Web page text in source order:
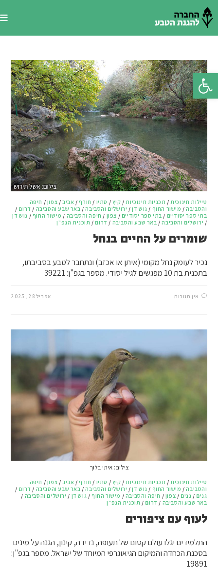
פתח סרגל נגישות
content
טיילות חינוכית / תכניות חינוכיות / קיץ / סתיו / חורף/ אביב/ צפון / חיפה
והסביבה/ מישור החוף / גוש דן/ ירושלים והסביבה/ באר שבע והסביבה / דרום /
בתי ספר יסודיים / בתי ספר יסודיים / צפון / חיפה והסביבה / מישור החוף / גוש דן
/ ירושלים והסביבה/ באר שבע והסביבה / דרום / תוכנית הגפ"ן
שומרים על החיים בנחל
נכיר לעומק נחל מקומי (איתן או אכזב) ונתחבר לטבע בסביבתו,
בתכנית בת 10 מפגשים לגיל יסודי. מספר בגפ"ן: 39221
אין תגובות אפריל 28, 2025
צילום: איתי בלוך
טיילות חינוכית/ תכניות חינוכיות/ קיץ / סתיו / חורף/ אביב/ צפון / חיפה
והסביבה/ מישור החוף / גוש דן/ ירושלים והסביבה/ באר שבע והסביבה / דרום /
גנים / גנים / צפון / חיפה והסביבה / מישור החוף / גוש דן / ירושלים והסביבה /
באר שבע והסביבה / דרום / תוכנית הגפ"ן
לעוף עם ציפורים
התלמידים יגלו עולם קסום של תעופה, נדידה, קינון, הגנה על מינים
בסכנת הכחדה והמיקום הגיאוגרפי המיוחד של ישראל. מספר בגפ"ן:
19891